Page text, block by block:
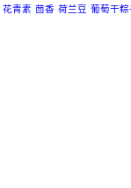
花青素 茴香 荷兰豆 葡萄⼲粽